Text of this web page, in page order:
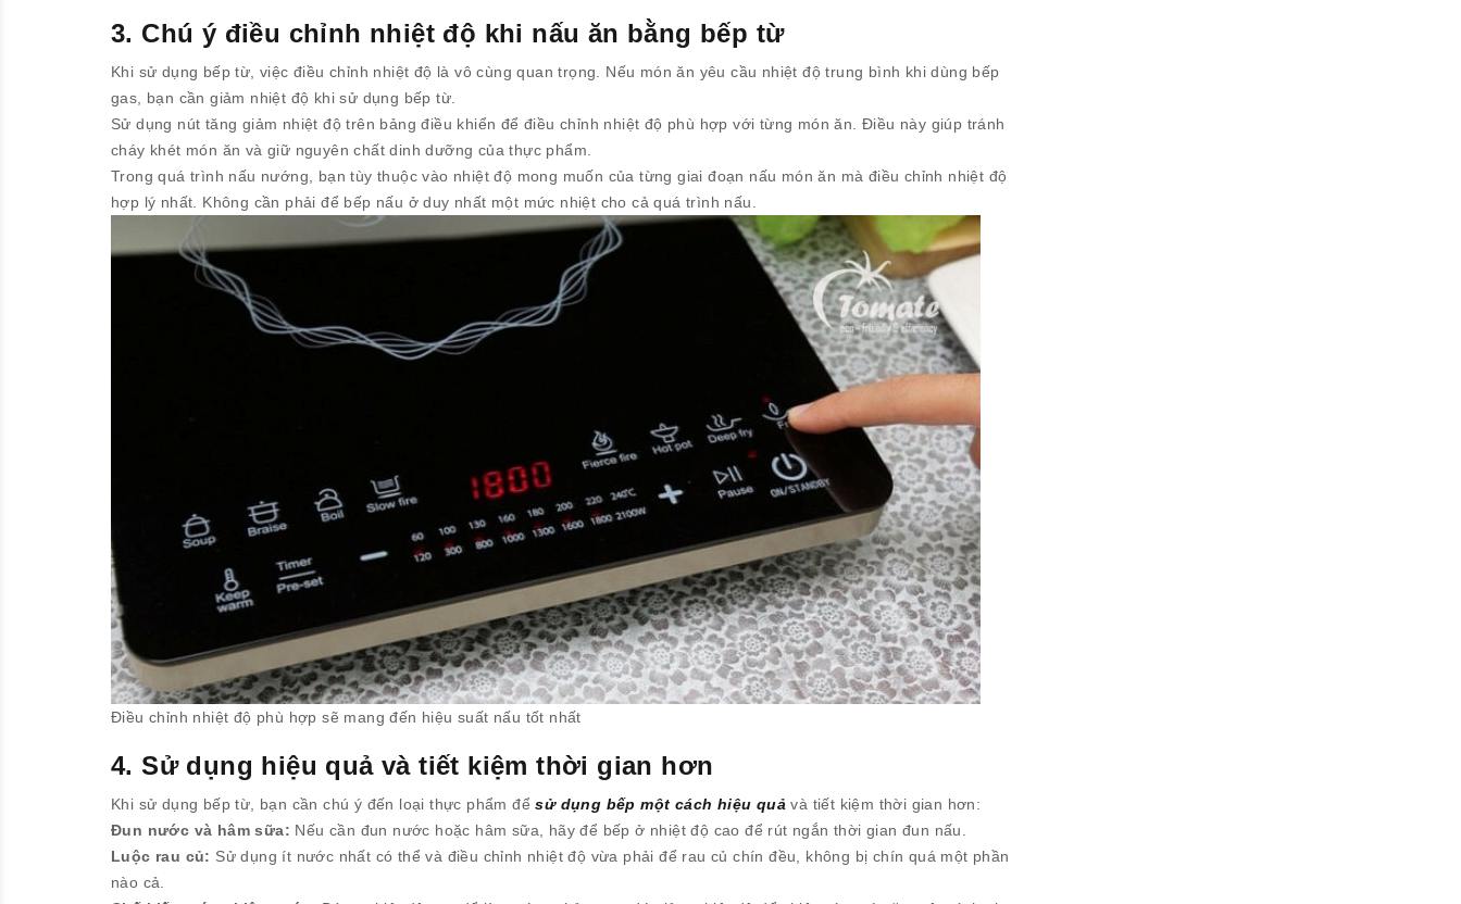
3. Chú ý điều chỉnh nhiệt độ khi nấu ăn bằng bếp từ
Khi sử dụng bếp từ, việc điều chỉnh nhiệt độ là vô cùng quan trọng. Nếu món ăn yêu cầu nhiệt độ trung bình khi dùng bếp
gas, bạn cần giảm nhiệt độ khi sử dụng bếp từ.
Sử dụng nút tăng giảm nhiệt độ trên bảng điều khiển để điều chỉnh nhiệt độ phù hợp với từng món ăn. Điều này giúp tránh
cháy khét món ăn và giữ nguyên chất dinh dưỡng của thực phẩm.
Trong quá trình nấu nướng, bạn tùy thuộc vào nhiệt độ mong muốn của từng giai đoạn nấu món ăn mà điều chỉnh nhiệt độ
hợp lý nhất. Không cần phải để bếp nấu ở duy nhất một mức nhiệt cho cả quá trình nấu.
Điều chỉnh nhiệt độ phù hợp sẽ mang đến hiệu suất nấu tốt nhất
4. Sử dụng hiệu quả và tiết kiệm thời gian hơn
Khi sử dụng bếp từ, bạn cần chú ý đến loại thực phẩm đểsử dụng bếp một cách hiệu quả và tiết kiệm thời gian hơn:
Đun nước và hâm sữa: Nếu cần đun nước hoặc hâm sữa, hãy để bếp ở nhiệt độ cao để rút ngắn thời gian đun nấu.
Luộc rau củ: Sử dụng ít nước nhất có thể và điều chỉnh nhiệt độ vừa phải để rau củ chín đều, không bị chín quá một phần
nào cả.